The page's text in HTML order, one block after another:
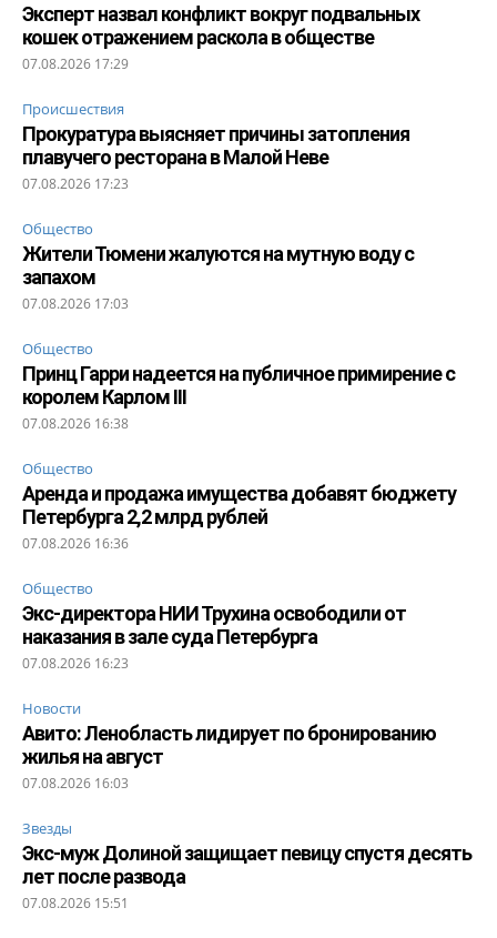
Эксперт назвал конфликт вокруг подвальных
кошек отражением раскола в обществе
07.08.2026 17:29
Происшествия
Прокуратура выясняет причины затопления
плавучего ресторана в Малой Неве
07.08.2026 17:23
Общество
Жители Тюмени жалуются на мутную воду с
запахом
07.08.2026 17:03
Общество
Принц Гарри надеется на публичное примирение с
королем Карлом III
07.08.2026 16:38
Общество
Аренда и продажа имущества добавят бюджету
Петербурга 2,2 млрд рублей
07.08.2026 16:36
Общество
Экс-директора НИИ Трухина освободили от
наказания в зале суда Петербурга
07.08.2026 16:23
Новости
Авито: Ленобласть лидирует по бронированию
жилья на август
07.08.2026 16:03
Звезды
Экс-муж Долиной защищает певицу спустя десять
лет после развода
07.08.2026 15:51